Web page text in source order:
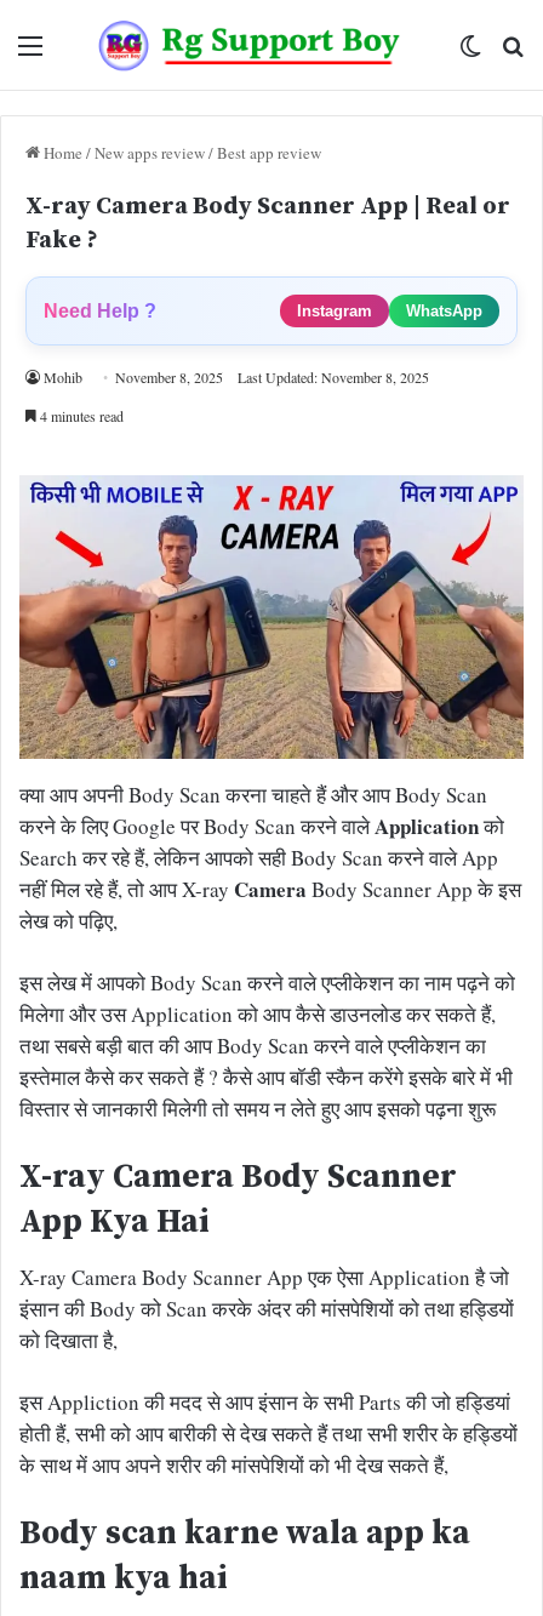
Menu
Switch
Home /New apps review/Best app review
X-ray Camera Body Scanner App | Real or
Fake ?
Need Help ? Instagram WhatsApp
Mohib November 8, 2025
Last Updated: November 8, 2025
4 minutes read
क्या आप अपनी Body Scan करना चाहते हैं और आप Body Scan
करने के लिए Google पर Body Scan करने वालेApplicationको
Search कर रहे हैं, लेकिन आपको सही Body Scan करने वाले App
नहीं मिल रहे हैं, तो आप X-ray Camera Body Scanner App के इस
लेख को पढ़िए,
इस लेख में आपको Body Scan करने वाले एप्लीकेशन का नाम पढ़ने को
मिलेगा और उस Application को आप कैसे डाउनलोड कर सकते हैं,
तथा सबसे बड़ी बात की आप Body Scan करने वाले एप्लीकेशन का
इस्तेमाल कैसे कर सकते हैं ? कैसे आप बॉडी स्कैन करेंगे इसके बारे में भी
विस्तार से जानकारी मिलेगी तो समय न लेते हुए आप इसको पढ़ना शुरू
X-ray Camera Body Scanner
App Kya Hai
X-ray Camera Body Scanner App एक ऐसा Application है जो
इंसान की Body को Scan करके अंदर की मांसपेशियों को तथा हड्डियों
को दिखाता है,
इस Appliction की मदद से आप इंसान के सभी Parts की जो हड्डियां
होती हैं, सभी को आप बारीकी से देख सकते हैं तथा सभी शरीर के हड्डियों
के साथ में आप अपने शरीर की मांसपेशियों को भी देख सकते हैं,
Body scan karne wala app ka
naam kya hai